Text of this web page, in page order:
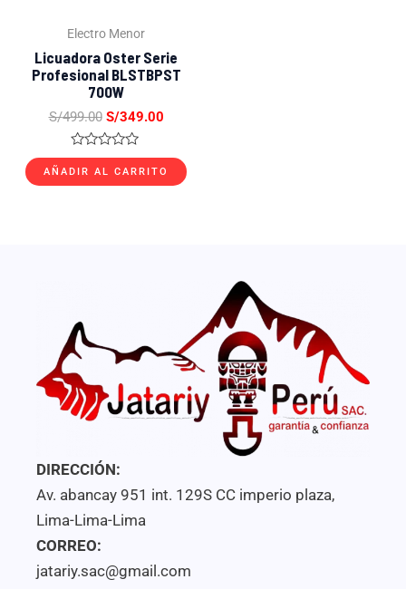
Electro Menor
Licuadora Oster Serie
Profesional BLSTBPST
700W
S/499.00 S/349.00
Valorado
con
0
AÑADIR AL CARRITO
DIRECCIÓN:
Av. abancay 951 int. 129S CC imperio plaza,
Lima-Lima-Lima
CORREO:
jatariy.sac@gmail.com